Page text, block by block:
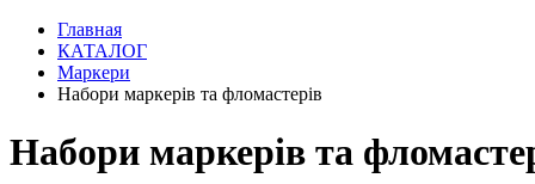
Главная
КАТАЛОГ
Маркери
Набори маркерів та фломастерів
Набори маркерів та